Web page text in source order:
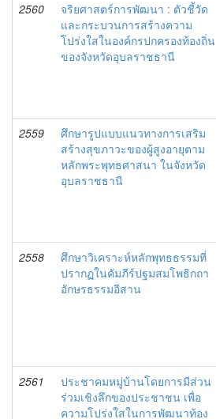
2560
จริยศาสตร์การพัฒนา : ตัวชี้วัด
และกระบวนการสร้างความ
โปร่งใสในองค์กรปกครองท้องถิ่น
ของจังหวัดอุบลราชธานี
2559
ศึกษารูปแบบแนวทางการเสริม
สร้างสุขภาวะของผู้สูงอายุตาม
หลักพระพุทธศาสนา ในจังหวัด
อุบลราชธานี
2558
ศึกษาวิเคราะห์หลักพุทธธรรมที่
ปรากฏในคัมภีร์ปฐมสมโพธิกถา
อักษรธรรมอีสาน
2561
ประชาคมหมู่บ้านโดยการมีส่วน
ร่วมเชิงลึกของประชาชน เพื่อ
ความโปร่งใสในการพัฒนาท้อง